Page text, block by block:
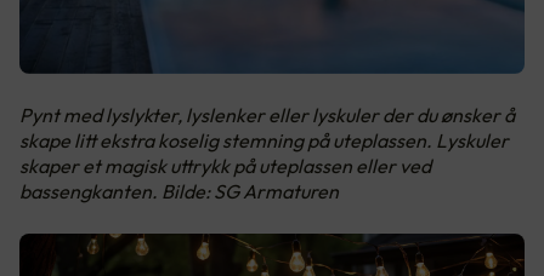
Pynt med lyslykter, lyslenker eller lyskuler der du ønsker å
skape litt ekstra koselig stemning på uteplassen. Lyskuler
skaper et magisk uttrykk på uteplassen eller ved
bassengkanten. Bilde: SG Armaturen